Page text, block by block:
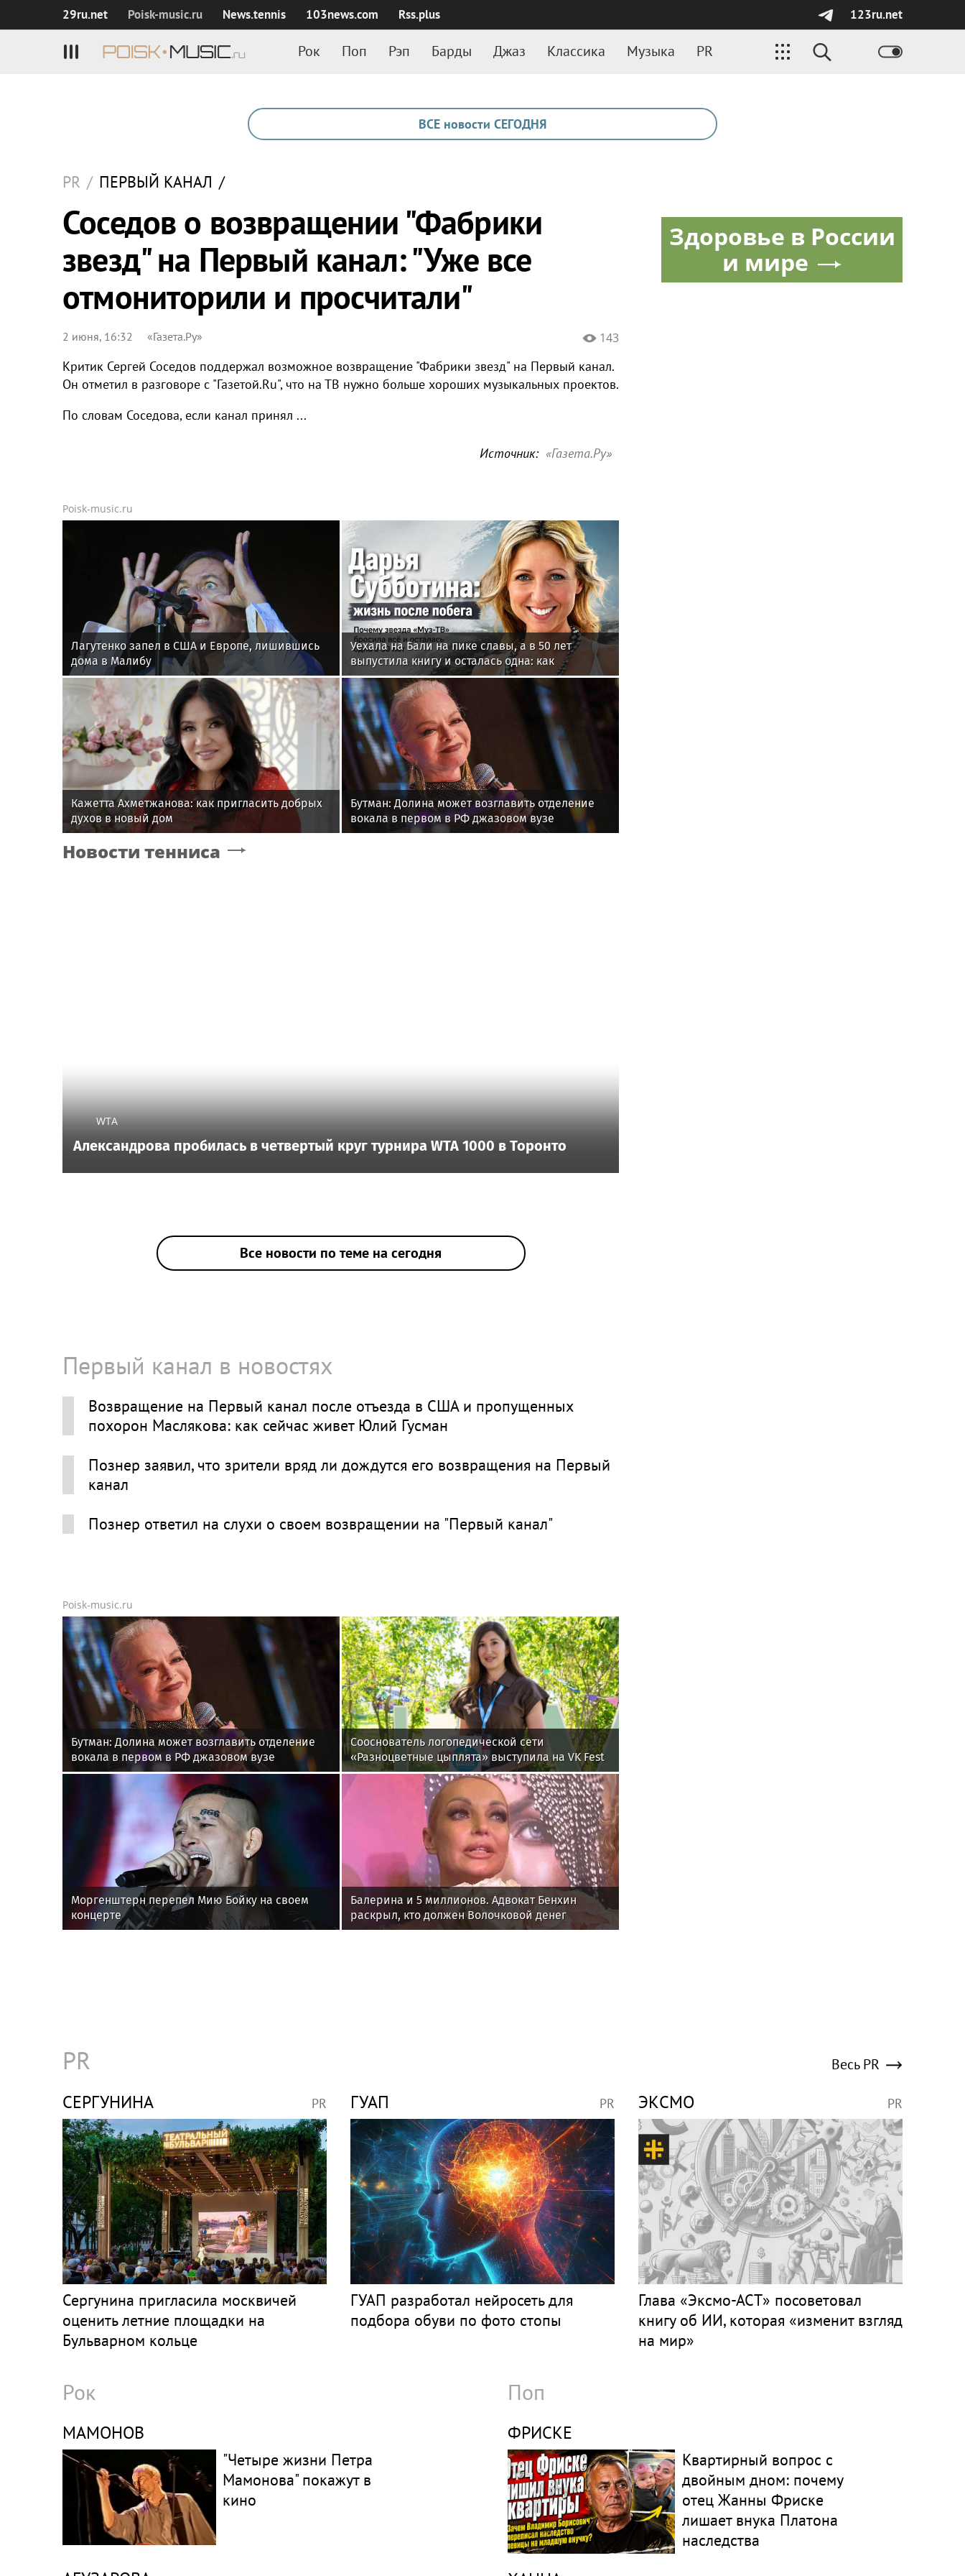
29ru.net Poisk‑music.ru News.tennis 103news.com Rss.plus 123ru.net
Рок Поп Рэп Барды Джаз Классика Музыка PR
ВСЕ новости СЕГОДНЯ
PR / ПЕРВЫЙ КАНАЛ /
Соседов о возвращении "Фабрики
звезд" на Первый канал: "Уже все
отмониторили и просчитали"
2 июня, 16:32 «Газета.Ру» 143
Критик Сергей Соседов поддержал возможное возвращение "Фабрики звезд" на Первый канал.
Он отметил в разговоре с "Газетой.Ru", что на ТВ нужно больше хороших музыкальных проектов.
По словам Соседова, если канал принял ...
Источник: «Газета.Ру»
Poisk-music.ru
Лагутенко запел в США и Европе, лишившись
дома в Малибу
Уехала на Бали на пике славы, а в 50 лет
выпустила книгу и осталась одна: как
сложилась жизнь ведущей «Муз-ТВ» Дарьи
Субботиной
Кажетта Ахметжанова: как пригласить добрых
духов в новый дом
Бутман: Долина может возглавить отделение
вокала в первом в РФ джазовом вузе
Новости тенниса
WTA
Александрова пробилась в четвертый круг турнира WTA 1000 в Торонто
Все новости по теме на сегодня
Первый канал в новостях
Возвращение на Первый канал после отъезда в США и пропущенных
похорон Маслякова: как сейчас живет Юлий Гусман
Познер заявил, что зрители вряд ли дождутся его возвращения на Первый
канал
Познер ответил на слухи о своем возвращении на "Первый канал"
Poisk-music.ru
Бутман: Долина может возглавить отделение
вокала в первом в РФ джазовом вузе
Сооснователь логопедической сети
«Разноцветные цыплята» выступила на VK Fest
Моргенштерн перепел Мию Бойку на своем
концерте
Балерина и 5 миллионов. Адвокат Бенхин
раскрыл, кто должен Волочковой денег
Здоровье в России
и мире
PR Весь PR
СЕРГУНИНА PR
Сергунина пригласила москвичей
оценить летние площадки на
Бульварном кольце
ГУАП PR
ГУАП разработал нейросеть для
подбора обуви по фото стопы
ЭКСМО PR
Глава «Эксмо-АСТ» посоветовал
книгу об ИИ, которая «изменит взгляд
на мир»
Рок
МАМОНОВ
"Четыре жизни Петра
Мамонова" покажут в
кино
Поп
ФРИСКЕ
Квартирный вопрос с
двойным дном: почему
отец Жанны Фриске
лишает внука Платона
наследства